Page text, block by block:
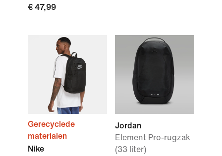
€ 47,99
Gerecyclede
materialen
Nike
Jordan
Element Pro-rugzak
(33 liter)